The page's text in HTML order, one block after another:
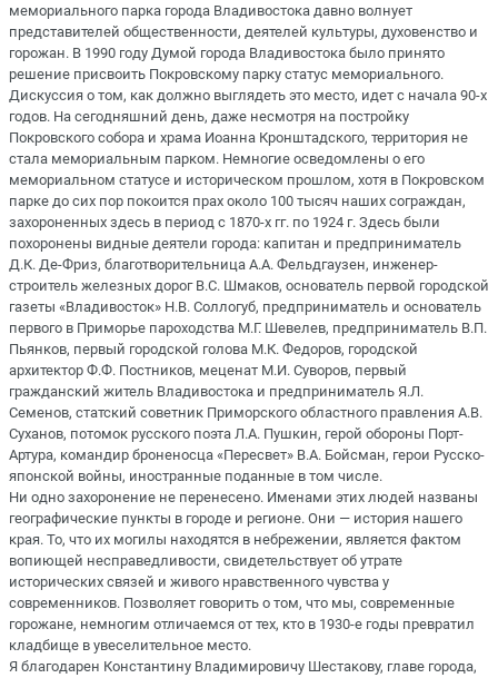
мемориального парка города Владивостока давно волнует
представителей общественности, деятелей культуры, духовенство и
горожан. В 1990 году Думой города Владивостока было принято
решение присвоить Покровскому парку статус мемориального.
Дискуссия о том, как должно выглядеть это место, идет с начала 90-х
годов. На сегодняшний день, даже несмотря на постройку
Покровского собора и храма Иоанна Кронштадского, территория не
стала мемориальным парком. Немногие осведомлены о его
мемориальном статусе и историческом прошлом, хотя в Покровском
парке до сих пор покоится прах около 100 тысяч наших сограждан,
захороненных здесь в период с 1870-х гг. по 1924 г. Здесь были
похоронены видные деятели города: капитан и предприниматель
Д.К. Де-Фриз, благотворительница А.А. Фельдгаузен, инженер-
строитель железных дорог В.С. Шмаков, основатель первой городской
газеты «Владивосток» Н.В. Соллогуб, предприниматель и основатель
первого в Приморье пароходства М.Г. Шевелев, предприниматель В.П.
Пьянков, первый городской голова М.К. Федоров, городской
архитектор Ф.Ф. Постников, меценат М.И. Суворов, первый
гражданский житель Владивостока и предприниматель Я.Л.
Семенов, статский советник Приморского областного правления А.В.
Суханов, потомок русского поэта Л.А. Пушкин, герой обороны Порт-
Артура, командир броненосца «Пересвет» В.А. Бойсман, герои Русско-
японской войны, иностранные поданные в том числе.
Ни одно захоронение не перенесено. Именами этих людей названы
географические пункты в городе и регионе. Они — история нашего
края. То, что их могилы находятся в небрежении, является фактом
вопиющей несправедливости, свидетельствует об утрате
исторических связей и живого нравственного чувства у
современников. Позволяет говорить о том, что мы, современные
горожане, немногим отличаемся от тех, кто в 1930-е годы превратил
кладбище в увеселительное место.
Я благодарен Константину Владимировичу Шестакову, главе города,